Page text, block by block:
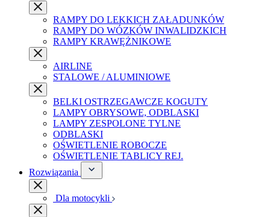
RAMPY DO LEKKICH ZAŁADUNKÓW
RAMPY DO WÓZKÓW INWALIDZKICH
RAMPY KRAWĘŻNIKOWE
AIRLINE
STALOWE / ALUMINIOWE
BELKI OSTRZEGAWCZE KOGUTY
LAMPY OBRYSOWE, ODBLASKI
LAMPY ZESPOLONE TYLNE
ODBLASKI
OŚWIETLENIE ROBOCZE
OŚWIETLENIE TABLICY REJ.
Rozwiązania
Dla motocykli